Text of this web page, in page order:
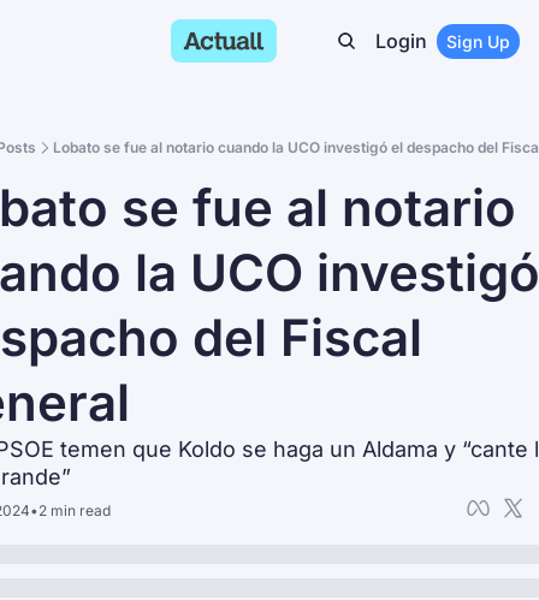
Login Sign Up
Lobato se fue al notario cuando la UCO investigó el despacho del
se fue al notario
la UCO
del Fiscal
temen que Koldo se haga un Aldama y “cante
•2 min read